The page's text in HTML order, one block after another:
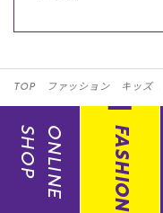
TOP ファッション キッズ
ONLINE
SHOP FASHION